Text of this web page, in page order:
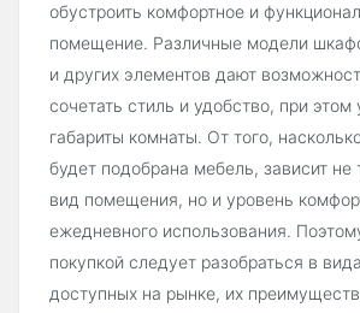
обустроить комфортное и
помещение. Различные модели
и других элементов дают
сочетать стиль и удобство, при этом
габариты комнаты. От того,
будет подобрана мебель, зависит не
вид помещения, но и уровень
ежедневного использования.
покупкой следует разобраться в
доступных на рынке, их